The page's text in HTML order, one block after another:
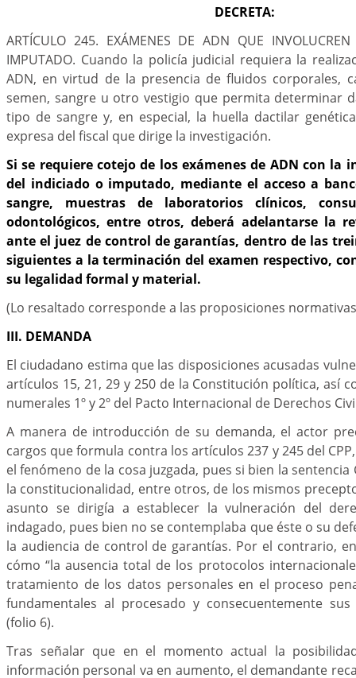
DECRETA:
ARTÍCULO 245. EXÁMENES DE ADN QUE
IMPUTADO. Cuando la policía judicial requiera la
ADN, en virtud de la presencia de fluidos corporales,
semen, sangre u otro vestigio que permita determinar
tipo de sangre y, en especial, la huella dactilar
expresa del fiscal que dirige la investigación.
Si se requiere cotejo de los exámenes de ADN con la
del indiciado o imputado, mediante el acceso a
sangre, muestras de laboratorios clínicos,
odontológicos, entre otros, deberá adelantarse la
ante el juez de control de garantías, dentro de las
siguientes a la terminación del examen respectivo,
su legalidad formal y material.
(Lo resaltado corresponde a las proposiciones
III. DEMANDA
El ciudadano estima que las disposiciones acusadas
artículos 15, 21, 29 y 250 de la Constitución política, así
numerales 1º y 2º del Pacto Internacional de Derechos
A manera de introducción de su demanda, el actor
cargos que formula contra los artículos 237 y 245 del
el fenómeno de la cosa juzgada, pues si bien la sentencia
la constitucionalidad, entre otros, de los mismos
asunto se dirigía a establecer la vulneración del
indagado, pues bien no se contemplaba que éste o su
la audiencia de control de garantías. Por el contrario,
cómo “la ausencia total de los protocolos
tratamiento de los datos personales en el proceso
fundamentales al procesado y consecuentemente sus
(folio 6).
Tras señalar que en el momento actual la
información personal va en aumento, el demandante